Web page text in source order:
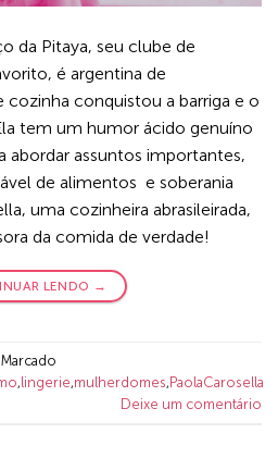
da Pitaya, seu clube de
é argentina de
cozinha conquistou a barriga e o
tem um humor ácido genuíno
abordar assuntos importantes,
de alimentos e soberania
uma cozinheira abrasileirada,
da comida de verdade!
LENDO →
Marcado
,lingerie,mulherdomes,PaolaCarosella
Deixe um comentário